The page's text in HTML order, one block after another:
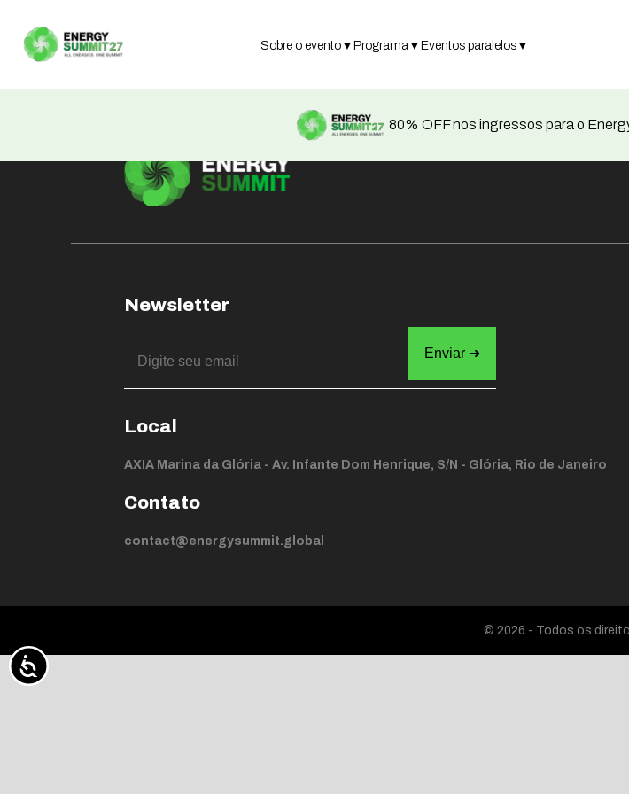
Sobre o evento ▼Programa ▼Eventos paralelos ▼
80% OFF nos ingressos para o
Not found
Newsletter
Local
AXIA Marina da Glória - Av. Infante Dom Henrique, S/N - Glória, Rio de Janeiro
Contato
contact@energysummit.global
© 2026 - Todos os